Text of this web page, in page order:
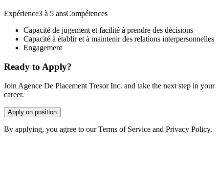
Expérience3 à 5 ansCompétences
Capacité de jugement et facilité à prendre des décisions
Capacité à établir et à maintenir des relations interpersonnelles
Engagement
Ready to Apply?
Join Agence De Placement Tresor Inc. and take the next step in your
career.
Apply on position
By applying, you agree to our Terms of Service and Privacy Policy.